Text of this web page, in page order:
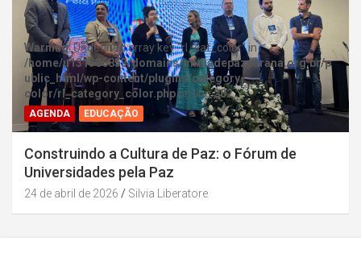
Warning: Undefined array key "rl_cat_color" in
/home/u131386853/domains/midiadepazparana.org.br/p
ublic_html/wp-content/plugins/category-
color/rl_category_color.phpon line202
AGENDA EDUCAÇÃO
Construindo a Cultura de Paz: o Fórum de
Universidades pela Paz
24 de abril de 2026 Silvia Liberatore